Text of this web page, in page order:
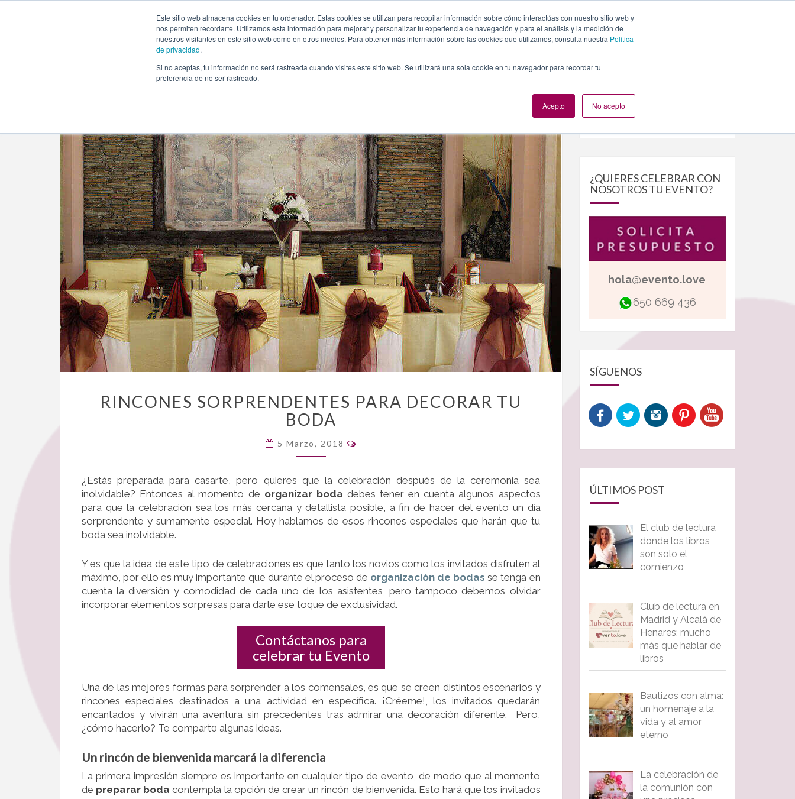
Este sitio web almacena cookies en tu ordenador. Estas cookies se utilizan para recopilar información sobre cómo interactúas con nuestro sitio web y
nos permiten recordarte. Utilizamos esta información para mejorar y personalizar tu experiencia de navegación y para el análisis y la medición de
nuestros visitantes en este sitio web como en otros medios. Para obtener más información sobre las cookies que utilizamos, consulta nuestra Política
de privacidad.
Si no aceptas, tu información no será rastreada cuando visites este sitio web. Se utilizará una sola cookie en tu navegador para recordar tu
preferencia de no ser rastreado.
Acepto No acepto
INICIO QUIÉNES SOMOS TE OFRECEMOS PLANES NUESTROS EVENTOS
Rincones sorprendentes para decorar tu boda
SORPRENDENTES
PARA
TU
RINCONES SORPRENDENTES PARA DECORAR TU
BODA
5 Marzo, 2018
¿Estás preparada para casarte, pero quieres que la celebración después de la ceremonia sea
inolvidable? Entonces al momento de organizar boda debes tener en cuenta algunos aspectos
para que la celebración sea los más cercana y detallista posible, a fin de hacer del evento un día
sorprendente y sumamente especial. Hoy hablamos de esos rincones especiales que harán que tu
boda sea inolvidable.
Y es que la idea de este tipo de celebraciones es que tanto los novios como los invitados disfruten al
máximo, por ello es muy importante que durante el proceso de organización de bodasse tenga en
cuenta la diversión y comodidad de cada uno de los asistentes, pero tampoco debemos olvidar
incorporar elementos sorpresas para darle ese toque de exclusividad.
Contáctanos para
celebrar tu Evento
Una de las mejores formas para sorprender a los comensales, es que se creen distintos escenarios y
rincones especiales destinados a una actividad en específica. ¡Créeme!, los invitados quedarán
encantados y vivirán una aventura sin precedentes tras admirar una decoración diferente. Pero,
¿cómo hacerlo? Te compart0 algunas ideas.
Un rincón de bienvenida marcará la diferencia
La primera impresión siempre es importante en cualquier tipo de evento, de modo que al momento
de preparar bodacontempla la opción de crear un rincón de bienvenida. Esto hará que los invitados
Buscar
¿QUIERES CELEBRAR CON
NOSOTROS TU EVENTO?
hola@evento.love
650 669 436
SÍGUENOS
ÚLTIMOS POST
El club de lectura
donde los libros
son solo el
comienzo
Club de lectura en
Madrid y Alcalá de
Henares: mucho
más que hablar de
libros
Bautizos con alma:
un homenaje a la
vida y al amor
eterno
La celebración de
la comunión con